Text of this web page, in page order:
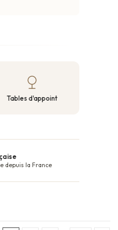
Tables d'appoint
depuis la France